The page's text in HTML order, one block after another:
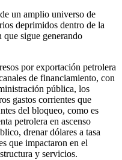
un amplio universo de
deprimidos dentro de la
sigue generando
por exportación petrolera
de financiamiento, con
pública, los
gastos corrientes que
del bloqueo, como es
petrolera en ascenso
drenar dólares a tasa
que impactaron en el
y servicios.